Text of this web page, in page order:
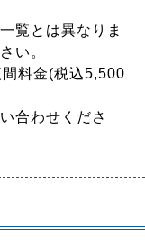
覧とは異なりま
い。
料金(税込5,500
合わせくださ